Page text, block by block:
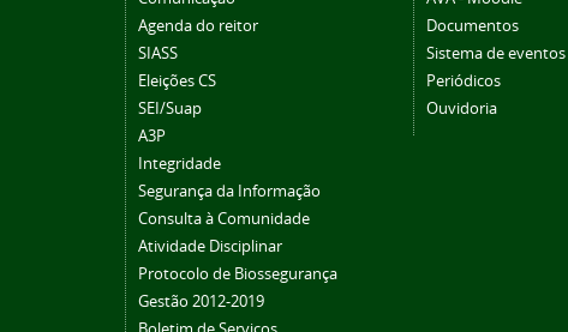
Agenda do reitor
SIASS
Eleições CS
SEI/Suap
A3P
Integridade
Segurança da Informação
Consulta à Comunidade
Atividade Disciplinar
Protocolo de Biossegurança
Gestão 2012-2019
Documentos
Sistema de eventos
Periódicos
Ouvidoria